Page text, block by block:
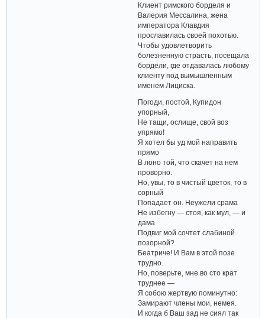
Клиент римского борделя и
Валерия Мессалина, жена
императора Клавдия
прославилась своей похотью.
Чтобы удовлетворить
болезненную страсть, посещала
бордели, где отдавалась любому
клиенту под вымышленным
именем Лициска.
Погоди, постой, Купидон
упорный,
Не тащи, ослище, свой воз
упрямо!
Я хотел бы уд мой направить
прямо
В лоно той, что скачет на нем
проворно.
Но, увы, то в чистый цветок, то в
сорный
Попадает он. Неужели срама
Не избегну — стоя, как мул, — и
дама
Подвиг мой сочтет слабиной
позорной?
Беатриче! И Вам в этой позе
трудно.
Но, поверьте, мне во сто крат
труднее —
Я собою жертвую поминутно:
Замирают члены мои, немея.
И когда б Ваш зад не сиял так